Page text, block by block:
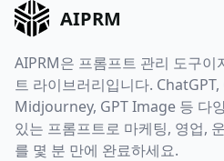
AIPRM
AIPRM은 프롬프트 관리 도구이
트 라이브러리입니다.
Midjourney, GPT Image 등 다
있는 프롬프트로 마케팅, 영업,
를 몇 분 만에 완료하세요.